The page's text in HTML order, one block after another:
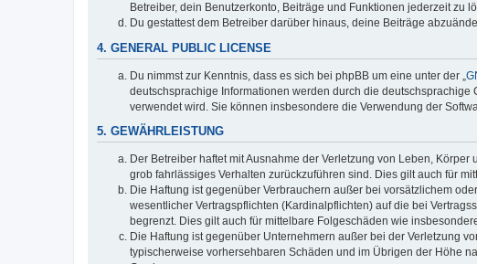
Betreiber, dein Benutzerkonto, Beiträge und Funktionen jederzeit zu
Du gestattest dem Betreiber darüber hinaus, deine Beiträge
4. GENERAL PUBLIC LICENSE
Du nimmst zur Kenntnis, dass es sich bei phpBB um eine unter der „
deutschsprachige Informationen werden durch die
verwendet wird. Sie können insbesondere die Verwendung der
5. GEWÄHRLEISTUNG
Der Betreiber haftet mit Ausnahme der Verletzung von Leben,
grob fahrlässiges Verhalten zurückzuführen sind. Dies gilt auch für
Die Haftung ist gegenüber Verbrauchern außer bei vorsätzlichem
wesentlicher Vertragspflichten (Kardinalpflichten) auf die bei
begrenzt. Dies gilt auch für mittelbare Folgeschäden wie
Die Haftung ist gegenüber Unternehmern außer bei der Verletzung
typischerweise vorhersehbaren Schäden und im Übrigen der Höhe